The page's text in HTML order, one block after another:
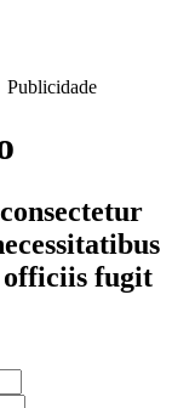
Publicidade
officiis fugit